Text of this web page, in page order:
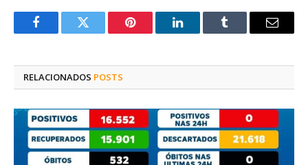
FacebookTwitter Pinterest O
Tumblr
E-
RELACIONADOS POSTS